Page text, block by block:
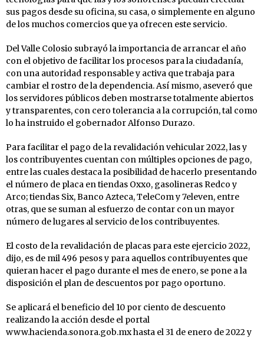
sus pagos desde su oficina, su casa, o simplemente en alguno
de los muchos comercios que ya ofrecen este servicio.
Del Valle Colosio subrayó la importancia de arrancar el año
con el objetivo de facilitar los procesos para la ciudadanía,
con una autoridad responsable y activa que trabaja para
cambiar el rostro de la dependencia. Así mismo, aseveró que
los servidores públicos deben mostrarse totalmente abiertos
y transparentes, con cero tolerancia a la corrupción, tal como
lo ha instruido el gobernador Alfonso Durazo.
Para facilitar el pago de la revalidación vehicular 2022, las y
los contribuyentes cuentan con múltiples opciones de pago,
entre las cuales destaca la posibilidad de hacerlo presentando
el número de placa en tiendas Oxxo, gasolineras Redco y
Arco; tiendas Six, Banco Azteca, TeleCom y 7eleven, entre
otras, que se suman al esfuerzo de contar con un mayor
número de lugares al servicio de los contribuyentes.
El costo de la revalidación de placas para este ejercicio 2022,
dijo, es de mil 496 pesos y para aquellos contribuyentes que
quieran hacer el pago durante el mes de enero, se pone a la
disposición el plan de descuentos por pago oportuno.
Se aplicará el beneficio del 10 por ciento de descuento
realizando la acción desde el portal
www.hacienda.sonora.gob.mx hasta el 31 de enero de 2022 y